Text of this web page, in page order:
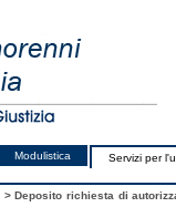
Modulistica Servizi per
>Deposito richiesta di